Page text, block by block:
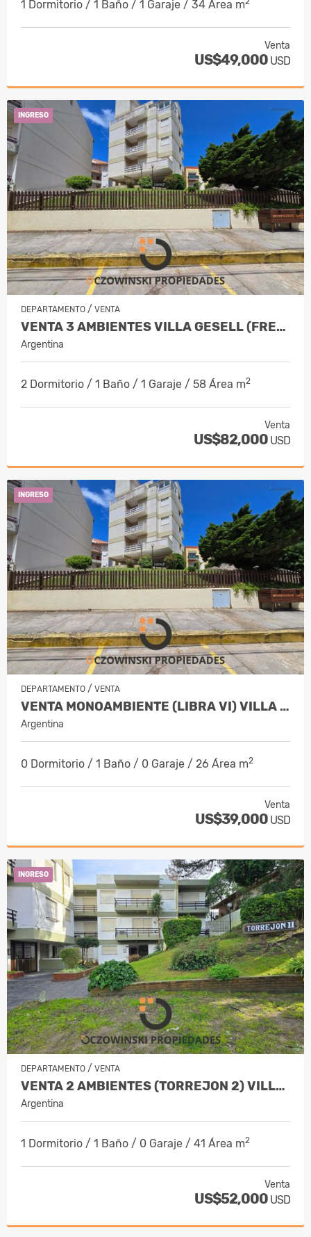
1 Dormitorio / 1 Baño / 1 Garaje / 34 Área m
Venta
US$49,000 USD
INGRESO
DEPARTAMENTO / VENTA
VENTA 3 AMBIENTES VILLA GESELL (FRENTE AL MAR)
Argentina
2 Dormitorio / 1 Baño / 1 Garaje / 58 Área m2
Venta
US$82,000 USD
INGRESO
DEPARTAMENTO / VENTA
VENTA MONOAMBIENTE (LIBRA VI) VILLA GESELL, CENTRO
Argentina
0 Dormitorio / 1 Baño / 0 Garaje / 26 Área m2
Venta
US$39,000 USD
INGRESO
DEPARTAMENTO / VENTA
VENTA 2 AMBIENTES (TORREJON 2) VILLA GESELL
Argentina
1 Dormitorio / 1 Baño / 0 Garaje / 41 Área m2
Venta
US$52,000 USD